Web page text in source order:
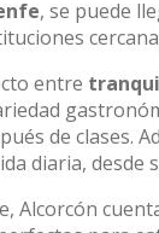
, se puede
entre
de clases.
diaria, desde
Alcorcón